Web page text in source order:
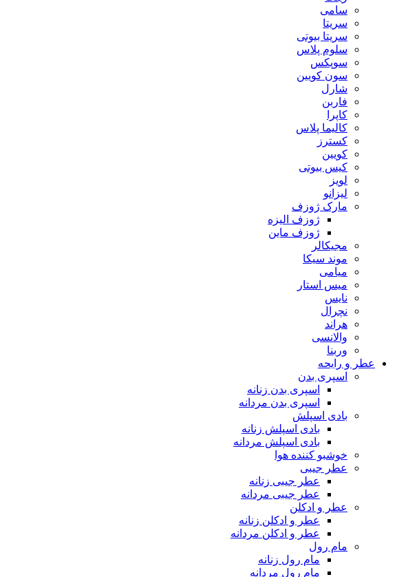
سامی
سریتا
سریتا بیوتی
سلوم پلاس
سوپکس
سون کویین
شارل
فاربن
کاپرا
کالیما پلاس
کسترز
کویین
کیس بیوتی
لویز
لیزانو
مارک ژوزف
ژوزف الیزه
ژوزف ماین
مجیکالر
موند سیکا
میامی
میس استار
نایس
نچرال
هراند
والانسی
وربنا
عطر و رایحه
اسپری بدن
اسپری بدن زنانه
اسپری بدن مردانه
بادی اسپلش
بادی اسپلش زنانه
بادی اسپلش مردانه
خوشبو کننده هوا
عطر جیبی
عطر جیبی زنانه
عطر جیبی مردانه
عطر و ادکلن
عطر و ادکلن زنانه
عطر و ادکلن مردانه
مام رول
مام رول زنانه
مام رول مردانه